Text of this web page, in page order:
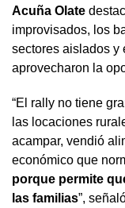
Acuña Olate
improvisados, los
sectores aislados y
aprovecharon la
“El rally no tiene
las locaciones
acampar, vendió
económico que
porque permite
las familias”,